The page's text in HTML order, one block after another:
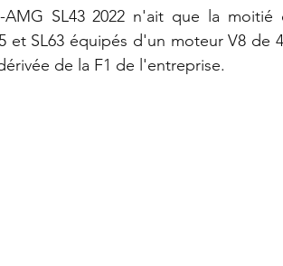
SL43 2022 n'ait que la
et SL63 équipés d'un moteur V8 de
de la F1 de l'entreprise.